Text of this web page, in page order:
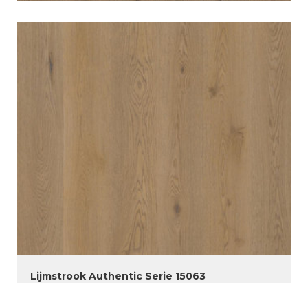
Lijmstrook Authentic Serie 15063